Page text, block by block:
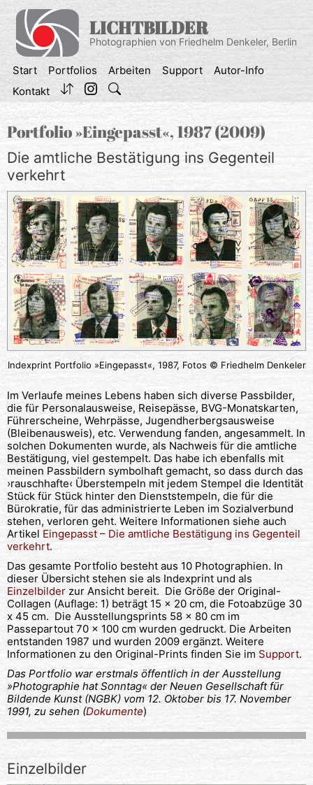
Inhalt
springen
LICHTBILDER
Photographien von Friedhelm Denkeler, Berlin
Start Portfolios Arbeiten Support
Autor-Info
Kontakt
Portfolio »Eingepasst«, 1987 (2009)
Die amtliche Bestätigung ins Gegenteil
verkehrt
Indexprint Portfolio »Eingepasst«, 1987, Fotos © Friedhelm Denkeler
Im Verlaufe meines Lebens haben sich diverse Passbilder,
die für Personalausweise, Reisepässe, BVG-Monatskarten,
Führerscheine, Wehrpässe, Jugendherbergsausweise
(Bleibenausweis), etc. Verwendung fanden, angesammelt. In
solchen Dokumenten wurde, als Nachweis für die amtliche
Bestätigung, viel gestempelt. Das habe ich ebenfalls mit
meinen Passbildern symbolhaft gemacht, so dass durch das
›rauschhafte‹ Überstempeln mit jedem Stempel die Identität
Stück für Stück hinter den Dienststempeln, die für die
Bürokratie, für das administrierte Leben im Sozialverbund
stehen, verloren geht. Weitere Informationen siehe auch
Artikel Eingepasst – Die amtliche Bestätigung ins Gegenteil
verkehrt.
Das gesamte Portfolio besteht aus 10 Photographien. In
dieser Übersicht stehen sie als Indexprint und als
Einzelbilder zur Ansicht bereit. Die Größe der Original-
Collagen (Auflage: 1) beträgt 15 x 20 cm, die Fotoabzüge 30
x 45 cm. Die Ausstellungsprints 58 x 80 cm im
Passepartout 70 x 100 cm wurden gedruckt. Die Arbeiten
entstanden 1987 und wurden 2009 ergänzt. Weitere
Informationen zu den Original-Prints finden Sie im Support.
Das Portfolio war erstmals öffentlich in der Ausstellung
»Photographie hat Sonntag« der Neuen Gesellschaft für
Bildende Kunst (NGBK) vom 12. Oktober bis 17. November
1991, zu sehen (Dokumente)
Einzelbilder